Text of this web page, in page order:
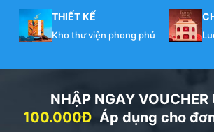
THIẾT KẾ
Kho thư viện phong phú
NHẬP NGAY
100.000Đ Áp dụng cho